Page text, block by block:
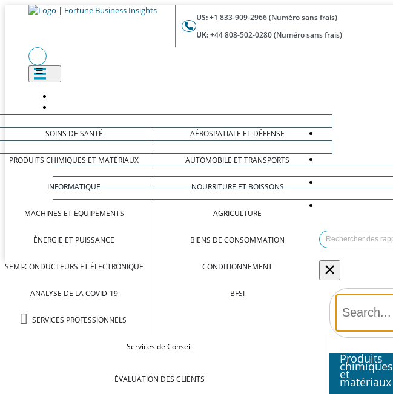
US:+1 833-909-2966 (Numéro sans frais)
UK:+44 808-502-0280 (Numéro sans frais)
SOINS DE SANTÉ
PRODUITS CHIMIQUES ET MATÉRIAUX
INFORMATIQUE
MACHINES ET ÉQUIPEMENTS
ÉNERGIE ET PUISSANCE
SEMI-CONDUCTEURS ET ÉLECTRONIQUE
ANALYSE DE LA COVID-19
SERVICES PROFESSIONNELS
AÉROSPATIALE ET DÉFENSE
AUTOMOBILE ET TRANSPORTS
NOURRITURE ET BOISSONS
AGRICULTURE
BIENS DE CONSOMMATION
CONDITIONNEMENT
BFSI
Services de Conseil
ÉVALUATION DES CLIENTS
×
Produits
chimiques
et
matériaux